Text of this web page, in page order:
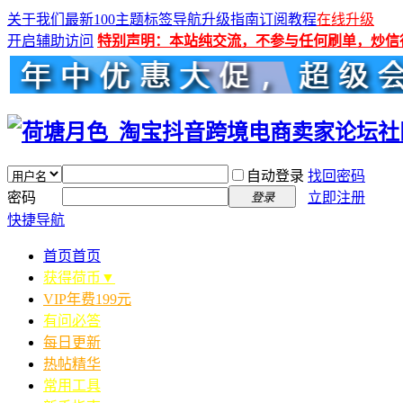
关于我们 最新100主题标签导航升级指南订阅教程在线升级
开启辅助访问 特别声明：本站纯交流，不参与任何刷单，炒信
自动登录 找回密码
密码
登录
立即注册
快捷导航
首页首页
获得荷币▼
VIP年费199元
有问必答
每日更新
热帖精华
常用工具